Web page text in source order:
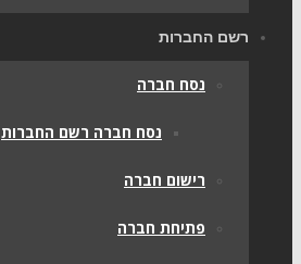
רשם החברות
נסח חברה
נסח חברה רשם החברות
רישום חברה
פתיחת חברה